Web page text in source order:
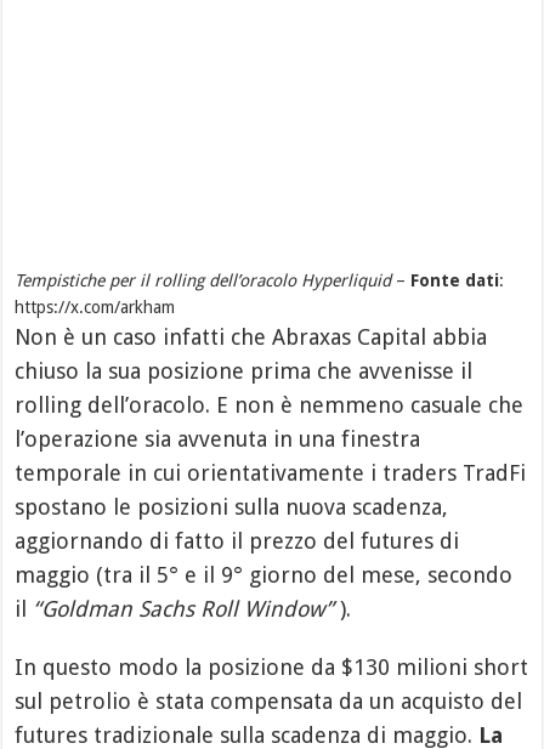
Tempistiche per il rolling dell’oracolo Hyperliquid– Fonte dati:
https://x.com/arkham
Non è un caso infatti che Abraxas Capital abbia
chiuso la sua posizione prima che avvenisse il
rolling dell’oracolo. E non è nemmeno casuale che
l’operazione sia avvenuta in una finestra
temporale in cui orientativamente i traders TradFi
spostano le posizioni sulla nuova scadenza,
aggiornando di fatto il prezzo del futures di
maggio (tra il 5° e il 9° giorno del mese, secondo
il “Goldman Sachs Roll Window”).
In questo modo la posizione da $130 milioni short
sul petrolio è stata compensata da un acquisto del
futures tradizionale sulla scadenza di maggio. La